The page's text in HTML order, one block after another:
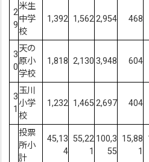
2
9
米生
中学
校
1,392 1,562 2,954 468
3
0
天の
原小
学校
1,818 2,130 3,948 604
3
1
玉川
小学
校
1,232 1,465 2,697 404
投票
所小
計
45,13
4
55,22
1
100,3
55
15,88
1